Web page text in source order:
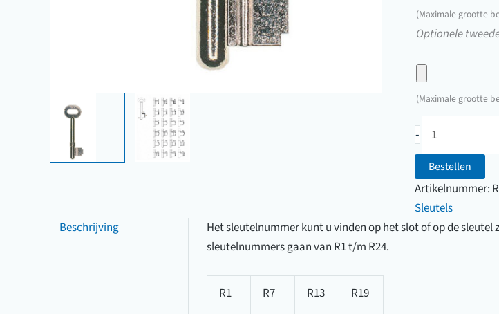
hier
een
van
uw
sleutel
(Maximale grootte
Upload
foto
van
uw
sleutel
Optionele
(Maximale grootte
-
(R1
t/m
R24)
aantal
Bestellen
Artikelnummer:
Sleutels
Beschrijving
Het sleutelnummer kunt u vinden op het slot of op de
sleutelnummers gaan van R1 t/m R24.
R1 R7 R13 R19